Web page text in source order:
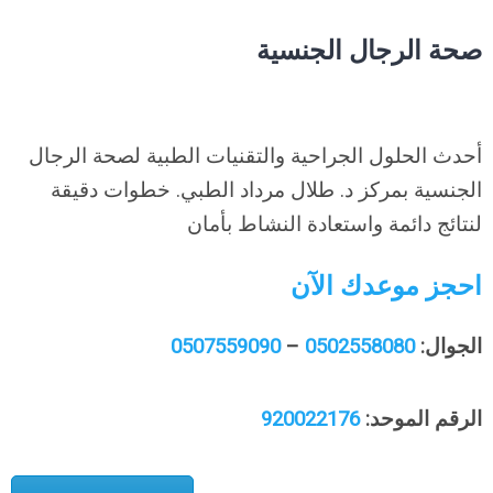
صحة الرجال الجنسية
أحدث الحلول الجراحية والتقنيات الطبية لصحة الرجال
الجنسية بمركز د. طلال مرداد الطبي. خطوات دقيقة
لنتائج دائمة واستعادة النشاط بأمان
احجز موعدك الآن
الجوال:0502558080
–
0507559090
الرقم الموحد:920022176